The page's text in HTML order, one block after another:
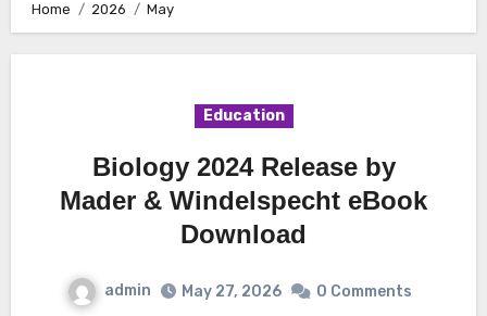
Home 2026 May
Education
Biology 2024 Release by
Mader & Windelspecht eBook
Download
admin May 27, 2026 0 Comments